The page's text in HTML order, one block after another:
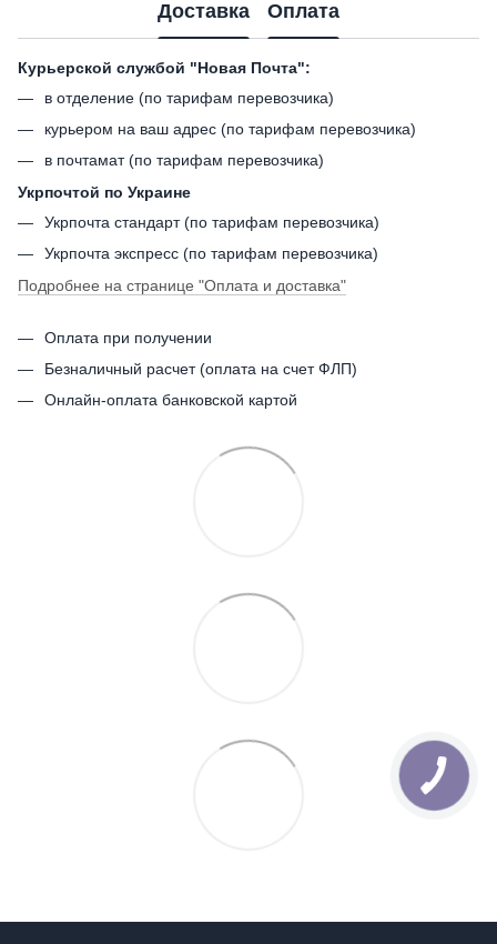
Доставка Оплата
Курьерской службой "Новая Почта":
в отделение (по тарифам перевозчика)
курьером на ваш адрес (по тарифам перевозчика)
в почтамат (по тарифам перевозчика)
Укрпочтой по Украине
Укрпочта стандарт (по тарифам перевозчика)
Укрпочта экспресс (по тарифам перевозчика)
Подробнее на странице "Оплата и доставка"
Оплата при получении
Безналичный расчет (оплата на счет ФЛП)
Онлайн-оплата банковской картой